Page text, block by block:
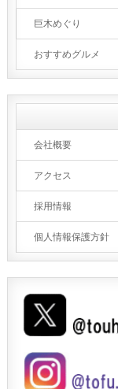
巨木めぐり
おすすめグルメ
会社概要
アクセス
採用情報
個人情報保護方針